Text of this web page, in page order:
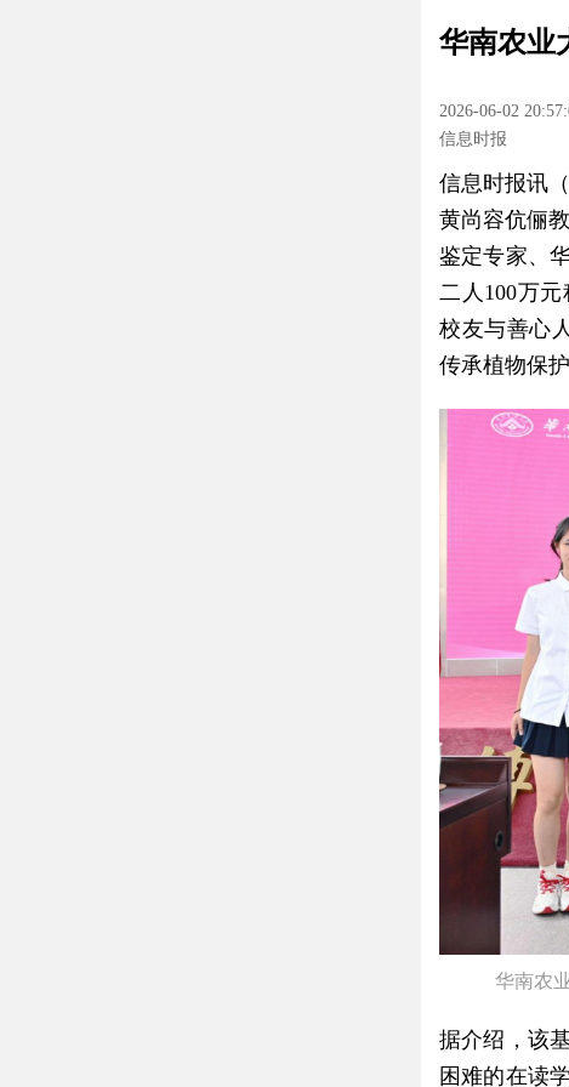
华南农业
2026-06-02
信息时报
信息时报讯
黄尚容伉俪
鉴定专家、
二人100万
校友与善心
传承植物保
华南农
据介绍，该
困难的在读